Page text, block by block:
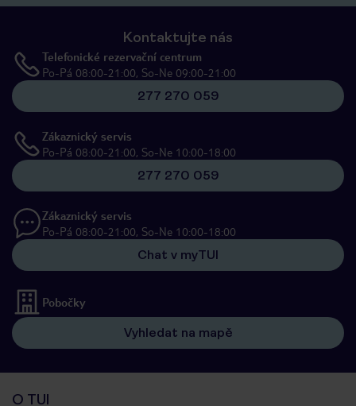
Kontaktujte nás
Telefonické rezervační centrum
Po-Pá 08:00-21:00, So-Ne 09:00-21:00
277 270 059
Zákaznický servis
Po-Pá 08:00-21:00, So-Ne 10:00-18:00
277 270 059
Zákaznický servis
Po-Pá 08:00-21:00, So-Ne 10:00-18:00
Chat v myTUI
Pobočky
Vyhledat na mapě
O TUI